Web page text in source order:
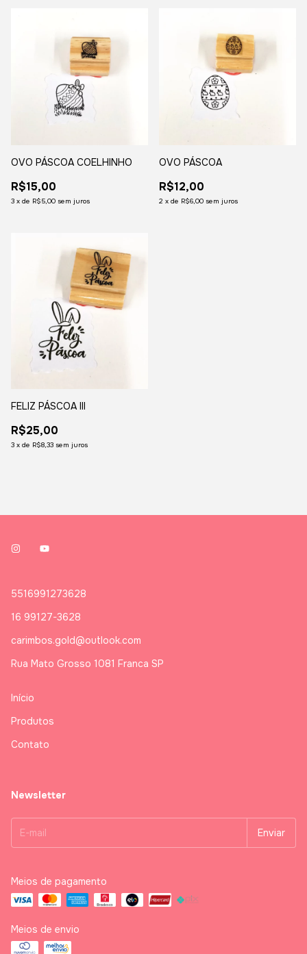
OVO PÁSCOA COELHINHO
R$15,00
3 x de R$5,00 sem juros
OVO PÁSCOA
R$12,00
2 x de R$6,00 sem juros
FELIZ PÁSCOA III
R$25,00
3 x de R$8,33 sem juros
5516991273628
16 99127-3628
carimbos.gold@outlook.com
Rua Mato Grosso 1081 Franca SP
Início
Produtos
Contato
Newsletter
Meios de pagamento
Meios de envio